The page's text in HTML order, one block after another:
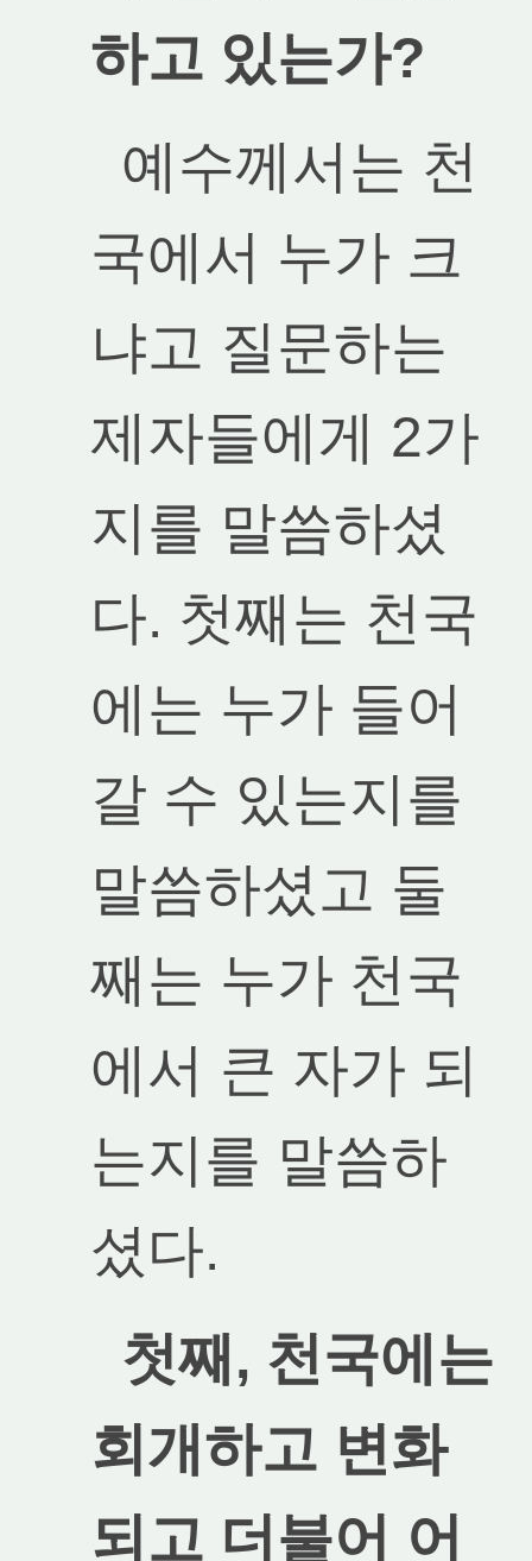
하고 있는가?
예수께서는 천
국에서 누가 크
냐고 질문하는
제자들에게 2가
지를 말씀하셨
다. 첫째는 천국
에는 누가 들어
갈 수 있는지를
말씀하셨고 둘
째는 누가 천국
에서 큰 자가 되
는지를 말씀하
셨다.
첫째, 천국에는
회개하고 변화
되고 더불어 어